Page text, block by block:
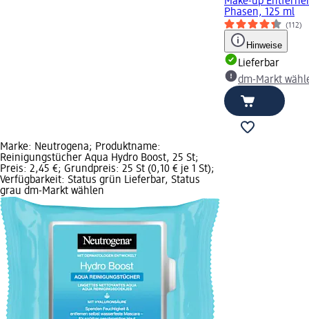
Phasen, 125 ml
(112)
Hinweise
Lieferbar
dm-Markt
Marke: Neutrogena; Produktname:
Reinigungstücher Aqua Hydro Boost, 25 St;
Preis: 2,45 €; Grundpreis: 25 St (0,10 € je 1 St);
Verfügbarkeit: Status grün Lieferbar, Status
grau dm-Markt wählen